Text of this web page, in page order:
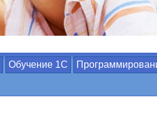
Обучение 1С